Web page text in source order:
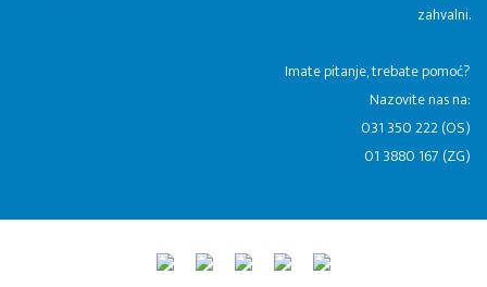
zahvalni.
​Imate pitanje, trebate pomoć?
Nazovite nas na:
031 350 222 (OS)
01 3880 167 (ZG)